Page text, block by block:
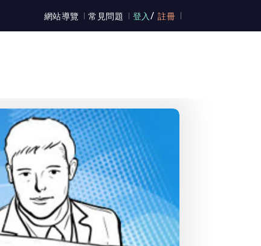
網站導覽 常見問題 登入 / 註冊